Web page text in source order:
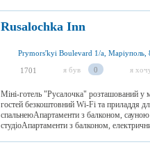
Rusalochka Inn
Prymors'kyi Boulevard 1/а, Маріуполь,
1701 я був 0 я
Міні-готель "Русалочка" розташований у
гостей безкоштовний Wi-Fi та приладдя
спальнеюАпартаменти з балконом,
студіоАпартаменти з балконом,